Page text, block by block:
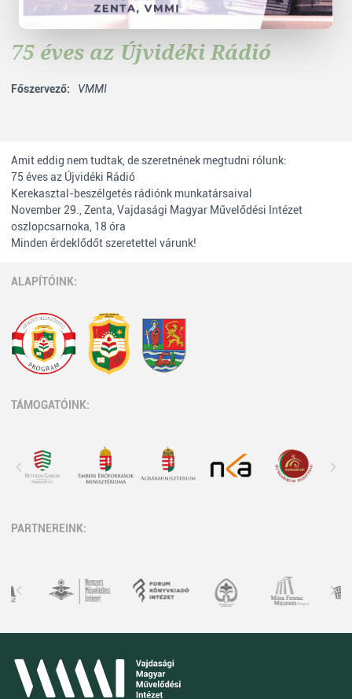
75 éves az Újvidéki Rádió
Főszervező: VMMI
Amit eddig nem tudtak, de szeretnének megtudni rólunk:
75 éves az Újvidéki Rádió
Kerekasztal-beszélgetés rádiónk munkatársaival
November 29., Zenta, Vajdasági Magyar Művelődési Intézet
oszlopcsarnoka, 18 óra
Minden érdeklődőt szeretettel várunk!
ALAPÍTÓINK:
TÁMOGATÓINK:
PARTNEREINK: